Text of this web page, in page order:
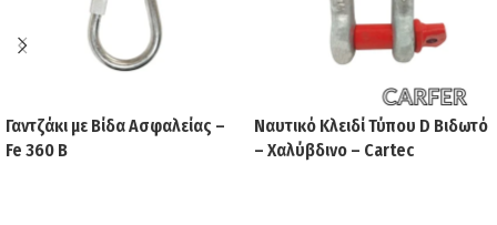
Γαντζάκι με Βίδα Ασφαλείας –
Fe 360 B
Ναυτικό Κλειδί Τύπου D Βιδωτό
– Χαλύβδινο – Cartec